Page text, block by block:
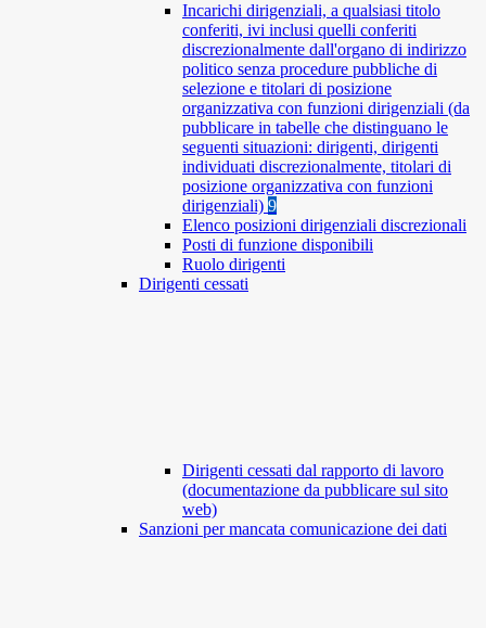
Incarichi dirigenziali, a qualsiasi titolo
conferiti, ivi inclusi quelli conferiti
discrezionalmente dall'organo di indirizzo
politico senza procedure pubbliche di
selezione e titolari di posizione
organizzativa con funzioni dirigenziali (da
pubblicare in tabelle che distinguano le
seguenti situazioni: dirigenti, dirigenti
individuati discrezionalmente, titolari di
posizione organizzativa con funzioni
dirigenziali) 9
Elenco posizioni dirigenziali discrezionali
Posti di funzione disponibili
Ruolo dirigenti
Dirigenti cessati
Dirigenti cessati dal rapporto di lavoro
(documentazione da pubblicare sul sito
web)
Sanzioni per mancata comunicazione dei dati